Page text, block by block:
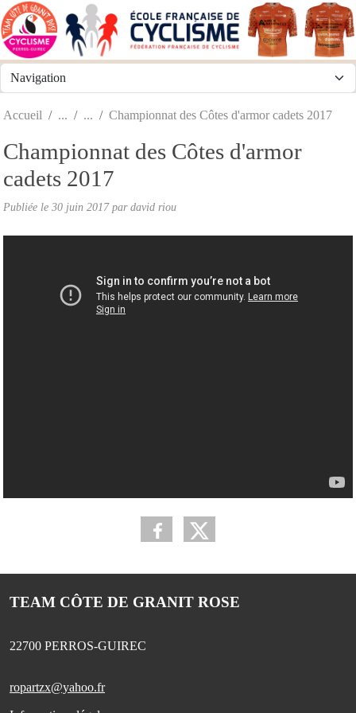
Accueil Championnat des Côtes d'armor cadets 2017
Championnat des Côtes d'armor
cadets 2017
Publiée le 30 juin 2017par david riou
TEAM CÔTE DE GRANIT ROSE
22700 PERROS-GUIREC
ropartzx@yahoo.fr
Panneau de gestion des cookies